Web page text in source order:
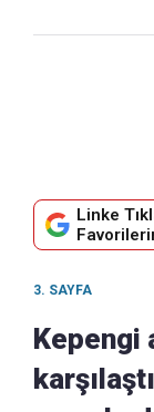
Linke
3. SAYFA
Kepengi